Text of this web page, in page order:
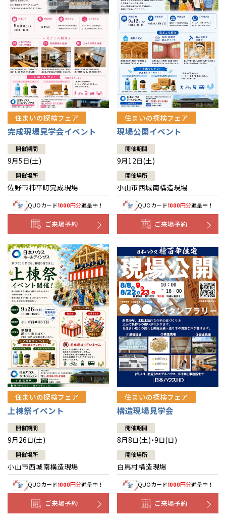
住まいの探検フェア
完成現場見学会イベント
開催期間
9月5日(土)
開催場所
佐野市柿平町完成現場
QUOカード1000円分進呈中！
ご来場予約
住まいの探検フェア
現場公開イベント
開催期間
9月12日(土)
開催場所
小山市西城南構造現場
QUOカード1000円分進呈中！
ご来場予約
住まいの探検フェア
上棟祭イベント
開催期間
9月26日(土)
開催場所
小山市西城南構造現場
QUOカード1000円分進呈中！
ご来場予約
住まいの探検フェア
構造現場見学会
開催期間
8月8日(土)・9日(日)
開催場所
白馬村構造現場
QUOカード1000円分進呈中！
ご来場予約